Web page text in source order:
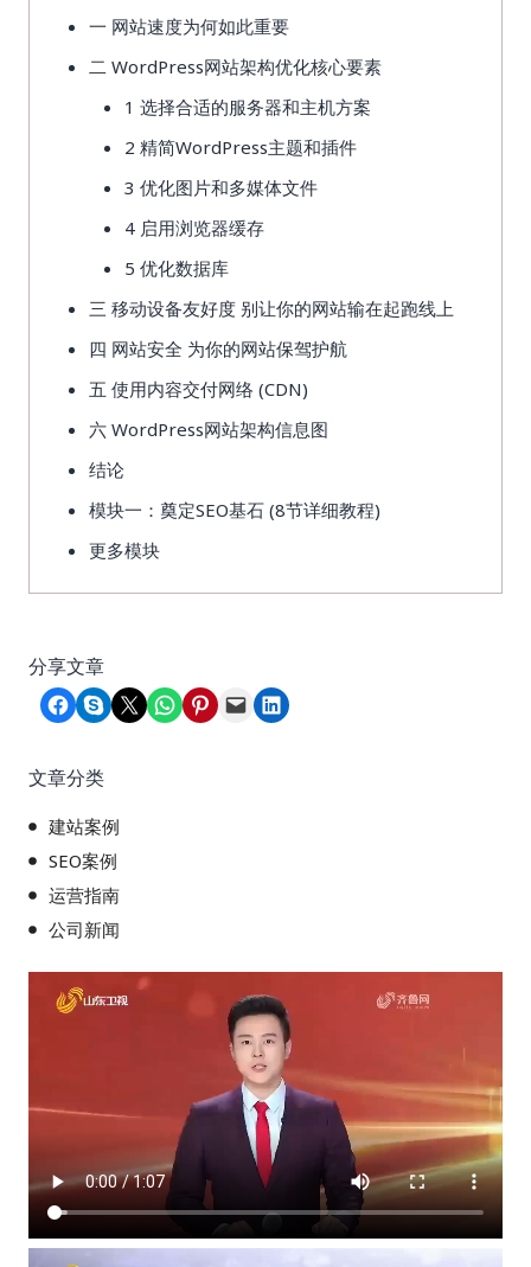
一 网站速度为何如此重要
二 WordPress网站架构优化核心要素
1 选择合适的服务器和主机方案
2 精简WordPress主题和插件
3 优化图片和多媒体文件
4 启用浏览器缓存
5 优化数据库
三 移动设备友好度 别让你的网站输在起跑线上
四 网站安全 为你的网站保驾护航
五 使用内容交付网络 (CDN)
六 WordPress网站架构信息图
结论
模块一：奠定SEO基石 (8节详细教程)
更多模块
分享文章
Share on Facebook
Share on Skype
Share on X Share on WhatsApp
Share on Pinterest
Email this PageShare on LinkedIn
文章分类
建站案例
SEO案例
运营指南
公司新闻